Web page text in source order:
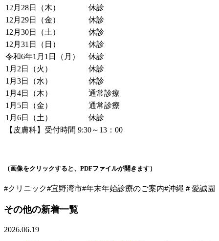
12月28日（木）
休診
12月29日（金）
休診
12月30日（土）
休診
12月31日（日）
休診
令和6年1月1日（月）
休診
1月2日（火）
休診
1月3日（水）
休診
1月4日（木）
通常診療
1月5日（金）
通常診療
1月6日（土）
休診
【皮膚科】受付時間 9:30～13：00
（画像をクリックすると、PDFファイルが開きます）
#クリニック#宜野湾市#年末年始診療のご案内#沖縄＃愛誠園
その他の新着一覧
2026.06.19